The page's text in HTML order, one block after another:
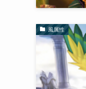
風属性